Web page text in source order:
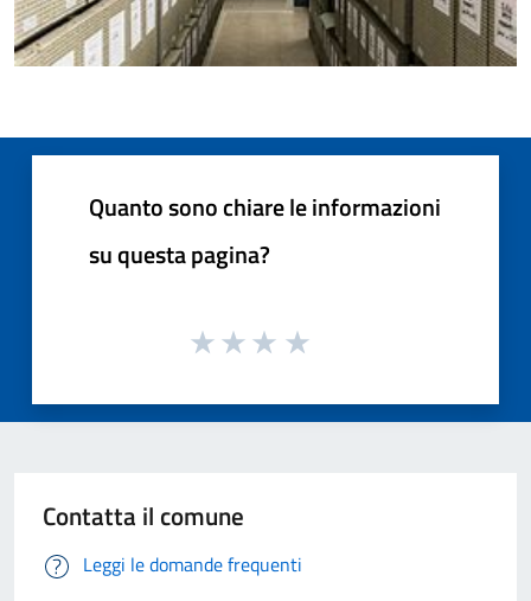
Quanto sono chiare le informazioni
su questa pagina?
Contatta il comune
Leggi le domande frequenti